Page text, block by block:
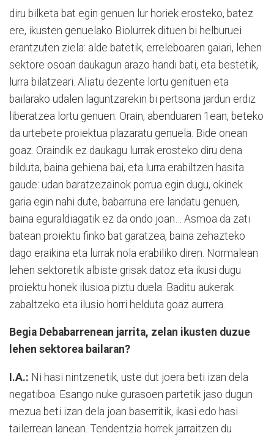
diru bilketa bat egin genuen lur horiek erosteko, batez
ere, ikusten genuelako Biolurrek dituen bi helburuei
erantzuten ziela: alde batetik, erreleboaren gaiari, lehen
sektore osoan daukagun arazo handi bati, eta bestetik,
lurra bilatzeari. Aliatu dezente lortu genituen eta
bailarako udalen laguntzarekin bi pertsona jardun erdiz
liberatzea lortu genuen. Orain, abenduaren 1ean, beteko
da urtebete proiektua plazaratu genuela. Bide onean
goaz. Oraindik ez daukagu lurrak erosteko diru dena
bilduta, baina gehiena bai, eta lurra erabiltzen hasita
gaude: udan baratzezainok porrua egin dugu, okinek
garia egin nahi dute, babarruna ere landatu genuen,
baina eguraldiagatik ez da ondo joan… Asmoa da zati
batean proiektu finko bat garatzea, baina zehazteko
dago eraikina eta lurrak nola erabiliko diren. Normalean
lehen sektoretik albiste grisak datoz eta ikusi dugu
proiektu honek ilusioa piztu duela. Baditu aukerak
zabaltzeko eta ilusio horri helduta goaz aurrera.
Begia Debabarrenean jarrita, zelan ikusten duzue
lehen sektorea bailaran?
I.A.: Ni hasi nintzenetik, uste dut joera beti izan dela
negatiboa. Esango nuke gurasoen partetik jaso dugun
mezua beti izan dela joan baserritik, ikasi edo hasi
tailerrean lanean. Tendentzia horrek jarraitzen du